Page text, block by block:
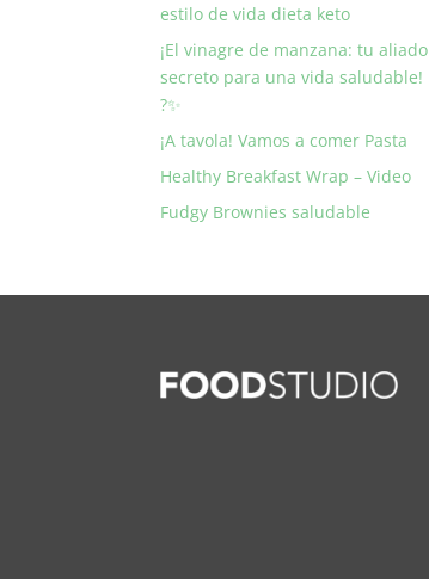
estilo de vida dieta keto
¡El vinagre de manzana: tu aliado
secreto para una vida saludable!
?✨
¡A tavola! Vamos a comer Pasta
Healthy Breakfast Wrap – Video
Fudgy Brownies saludable